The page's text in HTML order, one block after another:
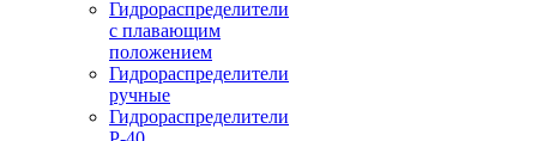
Гидрораспределители
с плавающим
положением
Гидрораспределители
ручные
Гидрораспределители